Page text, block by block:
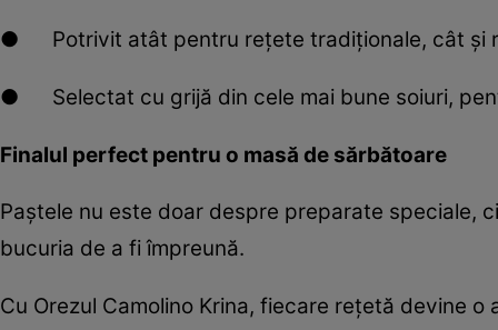
● Potrivit atât pentru rețete tradiționale, cât și
● Selectat cu grijă din cele mai bune soiuri,
Finalul perfect pentru o masă de sărbătoare
Paștele nu este doar despre preparate speciale,
bucuria de a fi împreună.
Cu Orezul Camolino Krina, fiecare rețetă devine o